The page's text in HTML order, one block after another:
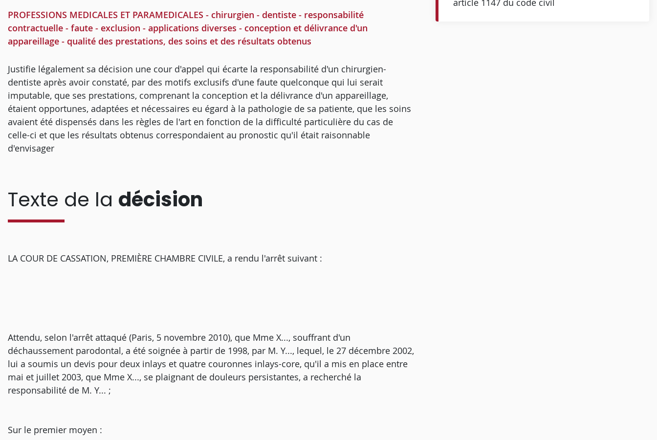
PROFESSIONS MEDICALES ET PARAMEDICALES - chirurgien - dentiste - responsabilité
contractuelle - faute - exclusion - applications diverses - conception et délivrance d'un
appareillage - qualité des prestations, des soins et des résultats obtenus
Justifie légalement sa décision une cour d'appel qui écarte la responsabilité d'un chirurgien-
dentiste après avoir constaté, par des motifs exclusifs d'une faute quelconque qui lui serait
imputable, que ses prestations, comprenant la conception et la délivrance d'un appareillage,
étaient opportunes, adaptées et nécessaires eu égard à la pathologie de sa patiente, que les soins
avaient été dispensés dans les règles de l'art en fonction de la difficulté particulière du cas de
celle-ci et que les résultats obtenus correspondaient au pronostic qu'il était raisonnable
d'envisager
Texte de la décision
LA COUR DE CASSATION, PREMIÈRE CHAMBRE CIVILE, a rendu l'arrêt suivant :
Attendu, selon l'arrêt attaqué (Paris, 5 novembre 2010), que Mme X..., souffrant d'un
déchaussement parodontal, a été soignée à partir de 1998, par M. Y..., lequel, le 27 décembre 2002,
lui a soumis un devis pour deux inlays et quatre couronnes inlays-core, qu'il a mis en place entre
mai et juillet 2003, que Mme X..., se plaignant de douleurs persistantes, a recherché la
responsabilité de M. Y... ;
Sur le premier moyen :
article 1147 du code civil